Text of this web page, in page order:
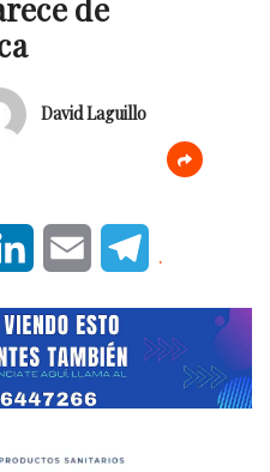
de
David Laguillo
LinkedInEmail .